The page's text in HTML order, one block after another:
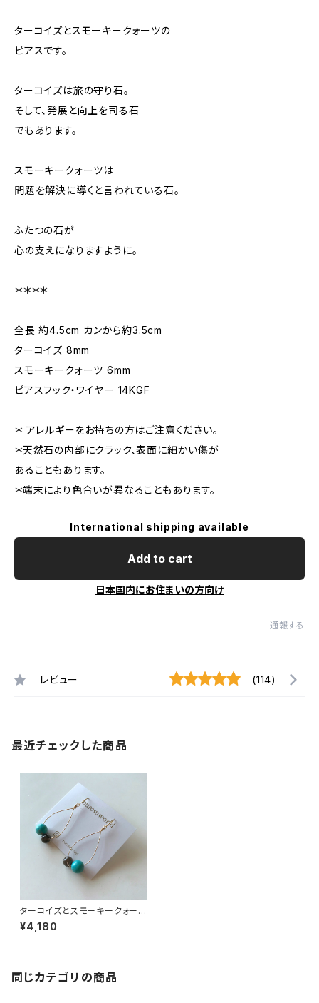
ターコイズとスモーキークォーツの
ピアスです。
ターコイズは旅の守り石。
そして、発展と向上を司る石
でもあります。
スモーキークォーツは
問題を解決に導くと言われている石。
ふたつの石が
心の支えになりますように。
＊＊＊＊
全長 約4.5cm カンから約3.5cm
ターコイズ 8mm
スモーキークォーツ 6mm
ピアスフック・ワイヤー 14KGF
＊ アレルギーをお持ちの方はご注意ください。
＊天然石の内部にクラック、表面に細かい傷が
あることもあります。
＊端末により色合いが異なることもあります。
International shipping available
Add to cart
日本国内にお住まいの方向け
通報する
レビュー (114)
最近チェックした商品
ターコイズとスモーキークォーツ
のピアス
¥4,180
同じカテゴリの商品